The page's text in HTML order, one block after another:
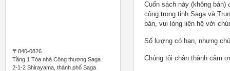
Cuốn sách này (không
cộng trong tỉnh Saga và
bản, vui lòng liên hệ với
Số lượng có hạn, nhưng
Chúng tôi chân thành cảm
〒840-0826
Tầng 1 Tòa nhà Công thương Saga
2-1-2 Shirayama, thành phố Saga